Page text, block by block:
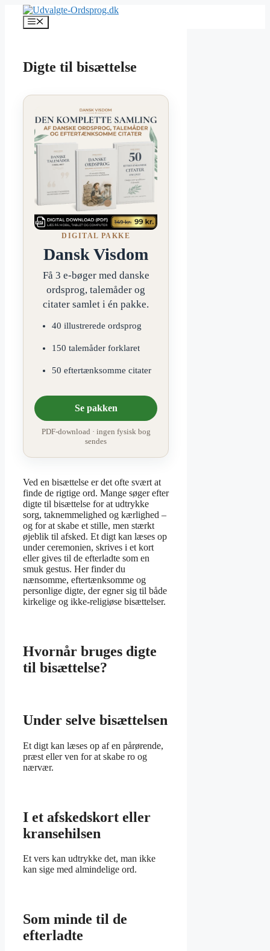
indhold
Menu
Digte til bisættelse
DIGITAL PAKKE
Dansk Visdom
Få 3 e-bøger med danske
ordsprog, talemåder og
citater samlet i én pakke.
40 illustrerede ordsprog
150 talemåder forklaret
50 eftertænksomme citater
Se pakken
PDF-download · ingen fysisk bog
sendes
Ved en bisættelse er det ofte svært at
finde de rigtige ord. Mange søger efter
digte til bisættelse for at udtrykke
sorg, taknemmelighed og kærlighed –
og for at skabe et stille, men stærkt
øjeblik til afsked. Et digt kan læses op
under ceremonien, skrives i et kort
eller gives til de efterladte som en
smuk gestus. Her finder du
nænsomme, eftertænksomme og
personlige digte, der egner sig til både
kirkelige og ikke-religiøse bisættelser.
Hvornår bruges digte
til bisættelse?
Under selve bisættelsen
Et digt kan læses op af en pårørende,
præst eller ven for at skabe ro og
nærvær.
I et afskedskort eller
kransehilsen
Et vers kan udtrykke det, man ikke
kan sige med almindelige ord.
Som minde til de
efterladte